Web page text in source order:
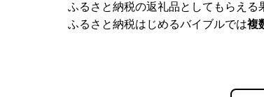
ふるさと納税の返礼品としてもらえる
ふるさと納税はじめるバイブルでは複